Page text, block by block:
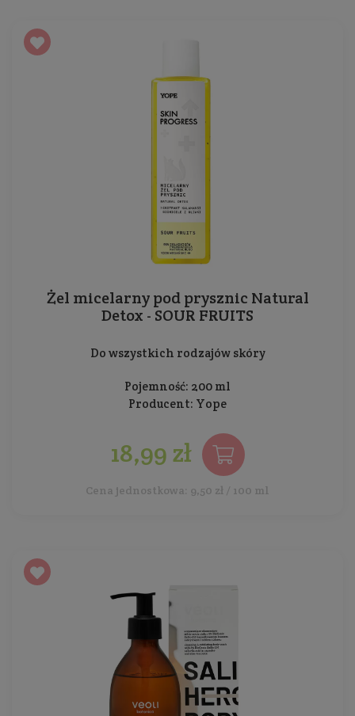
Żel micelarny pod prysznic Natural
Detox - SOUR FRUITS
Do wszystkich rodzajów skóry
Pojemność: 200 ml
Producent: Yope
18,99 zł
Cena jednostkowa: 9,50 zł / 100 ml